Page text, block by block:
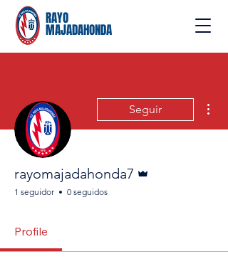
RAYO
MAJADAHONDA
Seguir
rayomajadahonda7
1 seguidor 0 seguidos
Profile